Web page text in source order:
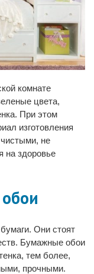
комнате
цвета,
При этом
изготовления
не
на здоровье
Они стоят
Бумажные обои
тем более,
прочными.